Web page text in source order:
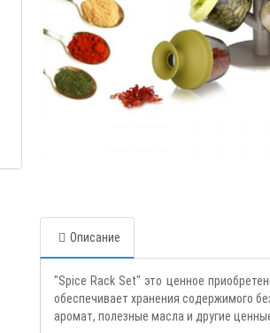
Описание
"Spice Rack Set" это ценное
обеспечивает хранения содержимого
аромат, полезные масла и другие